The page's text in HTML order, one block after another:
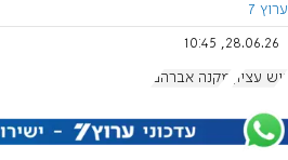
ערוץ 7
28.06.26, 10:45
גוש עציון מקנה אברהם